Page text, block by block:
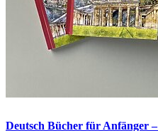
Deutsch Bücher für Anfänger